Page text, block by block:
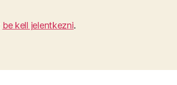
be kell jelentkezni.